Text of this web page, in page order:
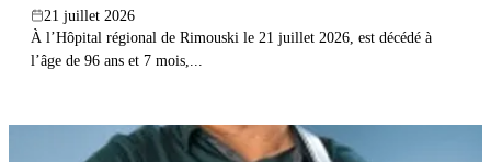
21 juillet 2026
À l’Hôpital régional de Rimouski le 21 juillet 2026, est décédé à
l’âge de 96 ans et 7 mois,...